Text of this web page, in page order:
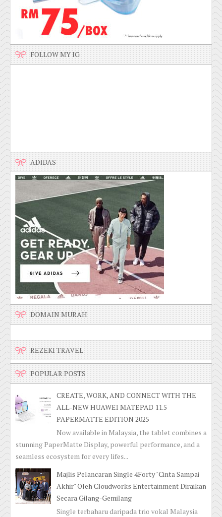
FOLLOW MY IG
ADIDAS
DOMAIN MURAH
REZEKI TRAVEL
POPULAR POSTS
CREATE, WORK, AND CONNECT WITH THE
ALL-NEW HUAWEI MATEPAD 11.5
PAPERMATTE EDITION 2025
Now available in Malaysia, the tablet combines a
stunning PaperMatte Display, powerful performance, and a
seamless ecosystem for every lifes...
Majlis Pelancaran Single 4Forty "Cinta Sampai
Akhir" Oleh Cloudworks Entertainment Diraikan
Secara Gilang-Gemilang
Single terbaharu daripada trio vokal Malaysia